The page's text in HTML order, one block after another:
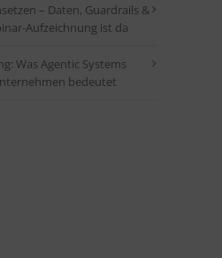
– Daten, Guardrails &
Aufzeichnung ist da
Was Agentic Systems
bedeutet